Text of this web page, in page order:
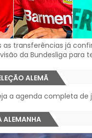
as transferências já
da Bundesliga para
ALEMÃ
a agenda completa de
ALEMANHA